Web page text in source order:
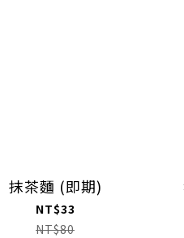
抹茶麵 (即期)
NT$33
NT$80